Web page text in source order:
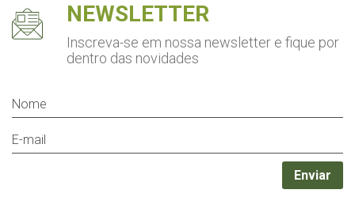
NEWSLETTER
Inscreva-se em nossa newsletter e fique por
dentro das novidades